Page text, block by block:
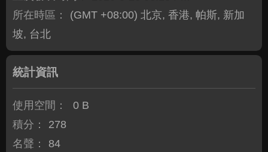
所在時區：
(GMT +08:00) 北京, 香港, 帕斯, 新加
坡, 台北
統計資訊
使用空間：
0 B
積分：
278
名聲：
84